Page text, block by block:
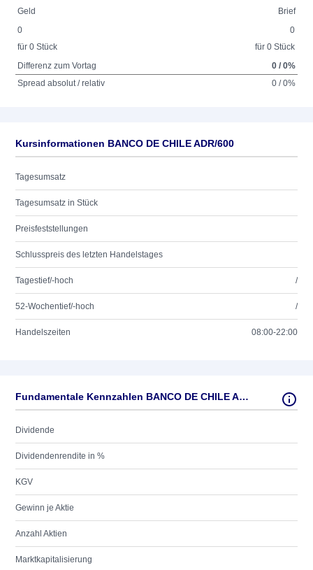
Geld
Brief
0
für 0 Stück
0
für 0 Stück
Differenz zum Vortag
0 / 0%
Spread absolut / relativ
0 / 0%
Kursinformationen BANCO DE CHILE ADR/600
Tagesumsatz
Tagesumsatz in Stück
Preisfeststellungen
Schlusspreis des letzten Handelstages
Tagestief/-hoch /
52-Wochentief/-hoch /
Handelszeiten 08:00-22:00
Fundamentale Kennzahlen BANCO DE CHILE ADR/600
Dividende
Dividendenrendite in %
KGV
Gewinn je Aktie
Anzahl Aktien
Marktkapitalisierung